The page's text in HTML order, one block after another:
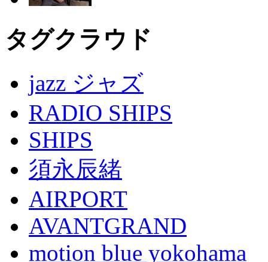
タグクラウド
jazz ジャズ
RADIO SHIPS
SHIPS
須永辰緒
AIRPORT
AVANTGRAND
motion blue yokohama